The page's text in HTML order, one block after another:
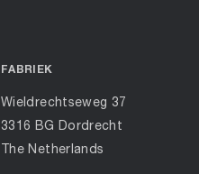
FABRIEK
Wieldrechtseweg 37
3316 BG Dordrecht
The Netherlands